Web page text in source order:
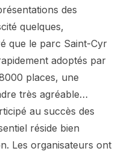
des
quelques,
que le parc Saint-Cyr
adoptés par
places, une
très agréable…
au succès des
réside bien
Les organisateurs ont